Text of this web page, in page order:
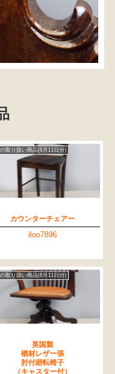
取り扱い商品(8月11日分)
カウンターチェアー
iloo7896
取り扱い商品(8月11日分)
英国製
楢材レザー張
肘付廻転椅子
（キャスター付）